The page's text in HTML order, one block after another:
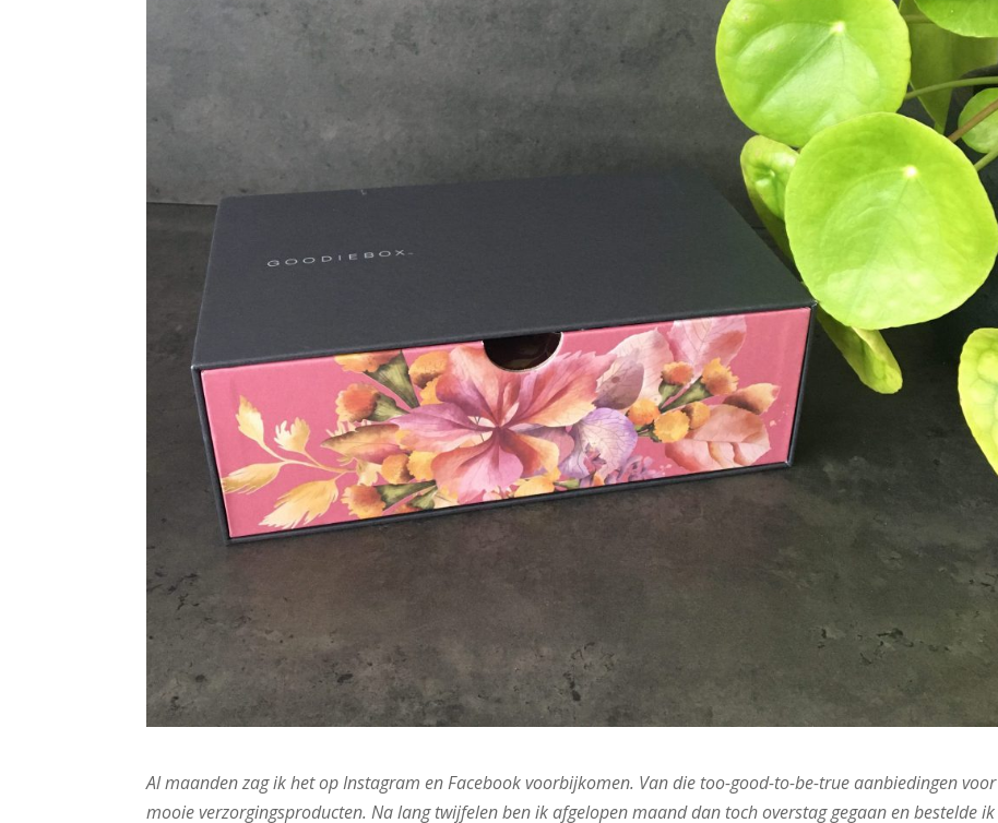
Al maanden zag ik het op Instagram en Facebook voorbijkomen. Van die too-good-to-be-true aanbiedingen voor
mooie verzorgingsproducten. Na lang twijfelen ben ik afgelopen maand dan toch overstag gegaan en bestelde ik